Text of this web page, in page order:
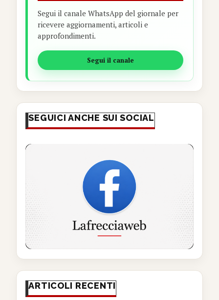
Segui il canale WhatsApp del giornale per
ricevere aggiornamenti, articoli e
approfondimenti.
Segui il canale
SEGUICI ANCHE SUI SOCIAL
ARTICOLI RECENTI